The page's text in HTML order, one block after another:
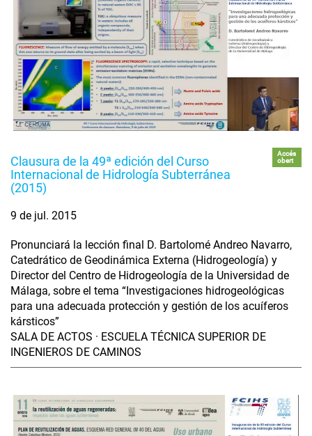
Clausura de la 49ª edición del Curso
Internacional de Hidrología Subterránea
(2015)
Accés
obert
9 de jul. 2015
Pronunciará la lección final D. Bartolomé Andreo Navarro,
Catedrático de Geodinámica Externa (Hidrogeología) y
Director del Centro de Hidrogeología de la Universidad de
Málaga, sobre el tema “Investigaciones hidrogeológicas
para una adecuada protección y gestión de los acuíferos
kársticos”
SALA DE ACTOS · ESCUELA TÉCNICA SUPERIOR DE
INGENIEROS DE CAMINOS